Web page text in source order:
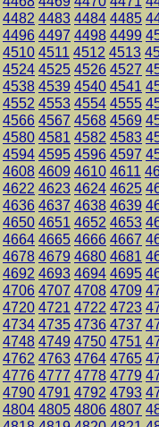
4482 4483 4484 4485
4496 4497 4498 4499
4510 4511 4512 4513
4524 4525 4526 4527
4538 4539 4540 4541
4552 4553 4554 4555
4566 4567 4568 4569
4580 4581 4582 4583
4594 4595 4596 4597
4608 4609 4610 4611
4622 4623 4624 4625
4636 4637 4638 4639
4650 4651 4652 4653
4664 4665 4666 4667
4678 4679 4680 4681
4692 4693 4694 4695
4706 4707 4708 4709
4720 4721 4722 4723
4734 4735 4736 4737
4748 4749 4750 4751
4762 4763 4764 4765
4776 4777 4778 4779
4790 4791 4792 4793
4804 4805 4806 4807